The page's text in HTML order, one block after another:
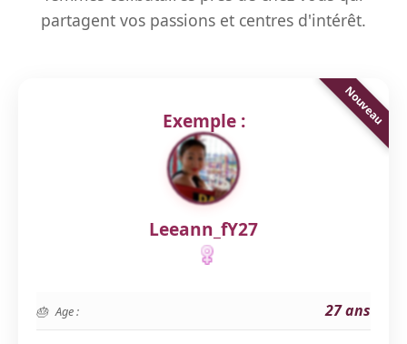
partagent vos passions et centres d'intérêt.
Exemple :
Leeann_fY27
Age : 27 ans